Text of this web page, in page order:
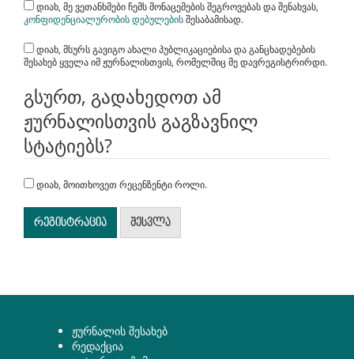
დიახ, მე ვეთანხმები ჩემს მონაცემების შეგროვებას და შენახვას,
კონფიდენციალურობის დებულებისშესაბამისად.
შესახებ ყველა იმ ჟურნალისთვის, რომელშიც მე დავრეგისტრირდი.
გსურთ, გადახედოთ ამ
ჟურნალისთვის გაგზავნილ
სტატიებს?
დიახ, მოითხოვეთ რეცენზენტი როლი.
რეგისტრაცია შესვლა
ჟურნალის შესახებ
რედაქცია